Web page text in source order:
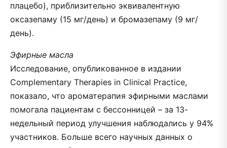
плацебо), приблизительно эквивалентную
оксазепаму (15 мг/день) и бромазепаму (9 мг/
день).
Эфирные масла
Исследование, опубликованное в издании
Complementary Therapies in Clinical Practice,
показало, что ароматерапия эфирными маслами
помогала пациентам с бессонницей – за 13-
недельный период улучшения наблюдались у 94%
участников. Больше всего научных данных о